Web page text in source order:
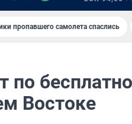
пропавшего самолета спаслись
по
Востоке